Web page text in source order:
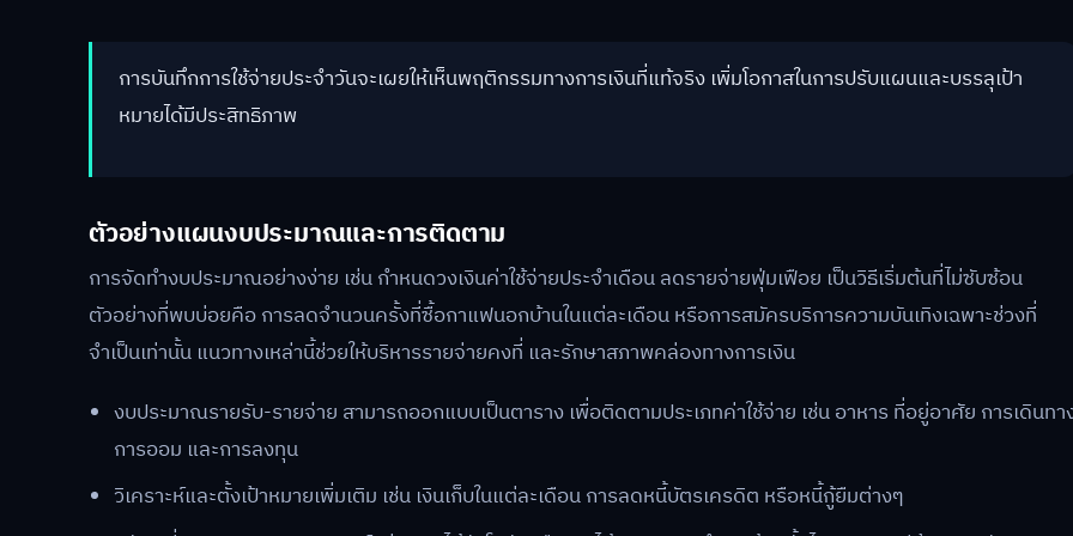
การบันทึกการใช้จ่ายประจำวันจะเผยให้เห็นพฤติกรรมทางการเงินที่แท้จริง เพิ่มโอกาสในการปรับแผนและบรรลุเป้า
หมายได้มีประสิทธิภาพ
ตัวอย่างแผนงบประมาณและการติดตาม
การจัดทำงบประมาณอย่างง่าย เช่น กำหนดวงเงินค่าใช้จ่ายประจำเดือน ลดรายจ่ายฟุ่มเฟือย เป็นวิธีเริ่มต้นที่ไม่ซับซ้อน
ตัวอย่างที่พบบ่อยคือ การลดจำนวนครั้งที่ซื้อกาแฟนอกบ้านในแต่ละเดือน หรือการสมัครบริการความบันเทิงเฉพาะช่วงที่
จำเป็นเท่านั้น แนวทางเหล่านี้ช่วยให้บริหารรายจ่ายคงที่ และรักษาสภาพคล่องทางการเงิน
งบประมาณรายรับ-รายจ่าย สามารถออกแบบเป็นตาราง เพื่อติดตามประเภทค่าใช้จ่าย เช่น อาหาร ที่อยู่อาศัย การเดินทา
การออม และการลงทุน
วิเคราะห์และตั้งเป้าหมายเพิ่มเติม เช่น เงินเก็บในแต่ละเดือน การลดหนี้บัตรเครดิต หรือหนี้กู้ยืมต่างๆ